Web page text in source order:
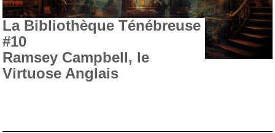
La Bibliothèque Ténébreuse
#10
Ramsey Campbell, le
Virtuose Anglais